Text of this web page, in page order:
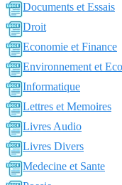
Documents et Essais
Droit
Economie et Finance
Environnement et
Informatique
Lettres et Memoires
Livres Audio
Livres Divers
Medecine et Sante